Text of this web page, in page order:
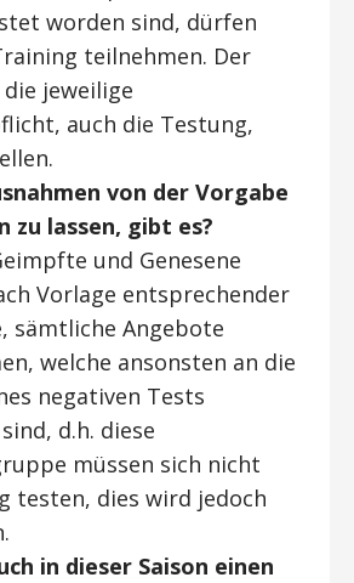
worden sind, dürfen
teilnehmen. Der
jeweilige
auch die Testung,
von der Vorgabe
zu lassen, gibt es?
und Genesene
Vorlage entsprechender
sämtliche Angebote
welche ansonsten an die
negativen Tests
d.h. diese
müssen sich nicht
testen, dies wird jedoch
in dieser Saison einen